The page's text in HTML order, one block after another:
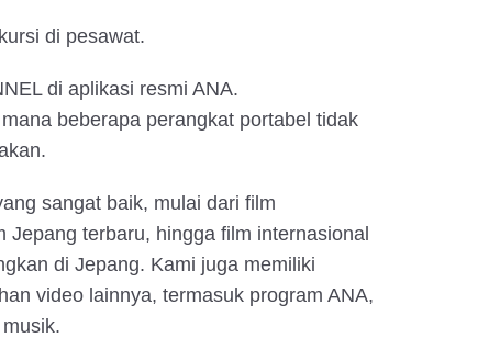
di pesawat.
di aplikasi resmi ANA.
beberapa perangkat portabel tidak
sangat baik, mulai dari film
Jepang terbaru, hingga film internasional
di Jepang. Kami juga memiliki
video lainnya, termasuk program ANA,